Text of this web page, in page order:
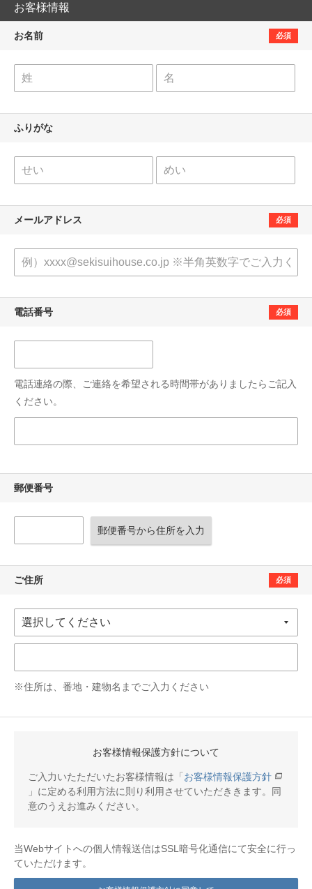
お客様情報
お名前 必須
ふりがな
メールアドレス 必須
電話番号 必須
電話連絡の際、ご連絡を希望される時間帯がありましたらご記入
ください。
郵便番号
郵便番号から住所を入力
ご住所 必須
※住所は、番地・建物名までご入力ください
お客様情報保護方針について
ご入力いたただいたお客様情報は「 お客様情報保護方針
」に定める利用方法に則り利用させていただききます。同
意のうえお進みください。
当Webサイトへの個人情報送信はSSL暗号化通信にて安全に行っ
ていただけます。